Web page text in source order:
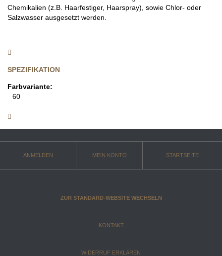
Chemikalien (z.B. Haarfestiger, Haarspray), sowie Chlor- oder
Salzwasser ausgesetzt werden.
SPEZIFIKATION
Farbvariante:
60
ANMELDEN MEIN KONTO STARTSEITE
ZUR STANDARD-WEBSITE WECHSELN
KONTAKT
WIDERRUF ERKLÄREN